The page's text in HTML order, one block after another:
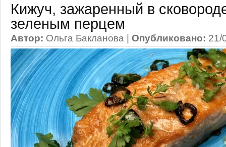
Кижуч, зажаренный в
зеленым перцем
Автор: Ольга Бакланова | Опубликовано: 21/